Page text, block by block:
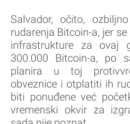
Salvador, očito,
rudarenja Bitcoin-a, jer
infrastrukture za ovaj
300.000 Bitcoin-a, po
planira u toj
obveznice i otplatiti ih
biti ponuđene već
vremenski okvir za